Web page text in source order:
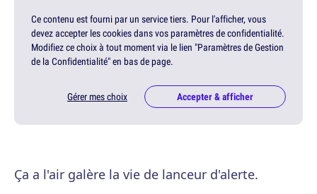
Ce contenu est fourni par un service tiers. Pour l'afficher, vous
devez accepter les cookies dans vos paramètres de confidentialité.
Modifiez ce choix à tout moment via le lien "Paramètres de Gestion
de la Confidentialité" en bas de page.
Gérer mes choix Accepter & afficher
Ça a l'air galère la vie de lanceur d'alerte.